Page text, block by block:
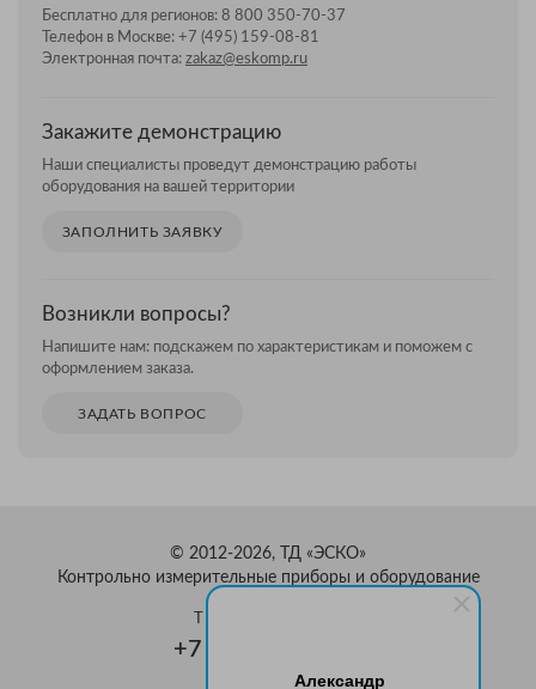
Александр
Бесплатно для регионов: 8 800 350-70-37
Телефон в Москве: +7 (495) 159-08-81
Электронная почта: zakaz@eskomp.ru
Закажите демонстрацию
Наши специалисты проведут демонстрацию работы
оборудования на вашей территории
ЗАПОЛНИТЬ ЗАЯВКУ
Возникли вопросы?
Напишите нам: подскажем по характеристикам и поможем с
оформлением заказа.
ЗАДАТЬ ВОПРОС
© 2012-2026, ТД «ЭСКО»
Контрольно измерительные приборы и оборудование
+7 (495) 159-08-81